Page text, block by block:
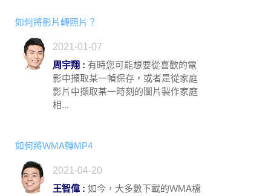
如何將影片轉照片？
2021-01-07
周宇翔 : 有時您可能想要從喜歡的電
影中擷取某一幀保存，或者是從家庭
影片中擷取某一時刻的圖片製作家庭
相...
如何將WMA轉MP4
2021-04-20
王智偉 : 如今，大多數下載的WMA檔